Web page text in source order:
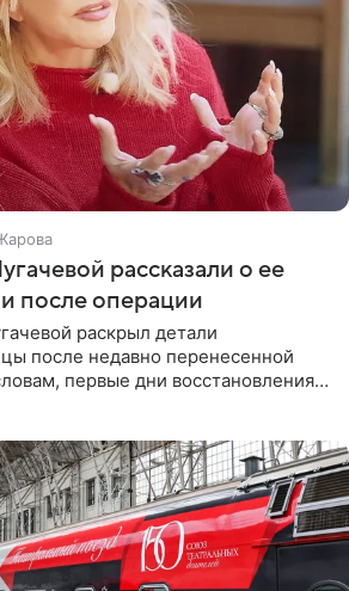
рассказали о ее
после операции
раскрыл детали
после недавно перенесенной
первые дни восстановления